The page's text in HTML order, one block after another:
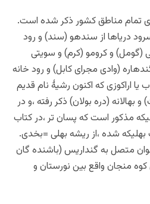
تمام مناطق کشور ذکر شده است.
دریاها از سندهو (سند) و رود
(گومل) و کرومو (کرم) و سویتی
(وادی مجرای کابل) و رود خانه
اراکوزی که اکنون رشیهٔ نام قدیم
(دره بولان) ذکر رفته ،و در
مذکور است که پسان تر ،در کتاب
بهلیکه شده ،از ریشه بهلی =بخدی.
متصل به گنداریس (باشنده گان
منجان واقع بین نورستان و